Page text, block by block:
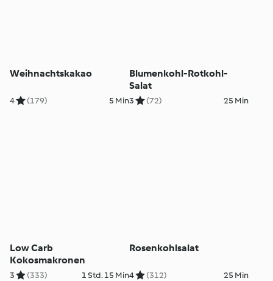
Weihnachtskakao
4 (179) 5 Min
Blumenkohl-Rotkohl-
Salat
3 (72) 25 Min
Low Carb
Kokosmakronen
3 (333) 1 Std. 15 Min
Rosenkohlsalat
4 (312) 25 Min